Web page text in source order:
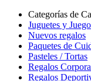
Categorías de
Juguetes y
Nuevos regalos
Paquetes de
Pasteles / Tortas
Regalos
Regalos